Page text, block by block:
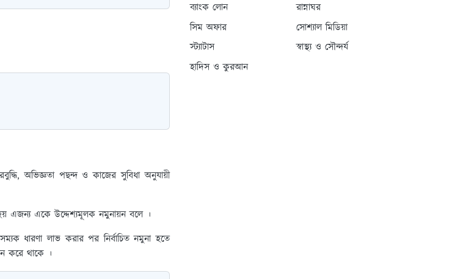
অভিজ্ঞতা পছন্দ ও কাজের সুবিধা অনুযায়ী
হয় এজন্য একে উদ্দেশ্যমূলক নমুনায়ন বলে ।
ধারণা লাভ করার পর নির্বাচিত নমুনা হতে
করে থাকে ।
ব্যাংক লোন
রান্নাঘর
সিম অফার
সোশ্যাল মিডিয়া
স্ট্যাটাস
স্বাস্থ্য ও সৌন্দর্য
হাদিস ও কুরআন